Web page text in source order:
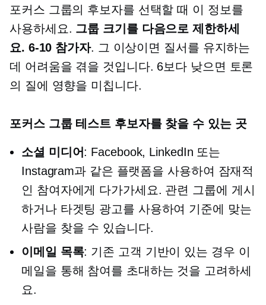
포커스 그룹의 후보자를 선택할 때 이 정보를
사용하세요. 그룹 크기를 다음으로 제한하세
요. 6-10 참가자. 그 이상이면 질서를 유지하는
데 어려움을 겪을 것입니다. 6보다 낮으면 토론
의 질에 영향을 미칩니다.
포커스 그룹 테스트 후보자를 찾을 수 있는 곳
소셜 미디어: Facebook, LinkedIn 또는
Instagram과 같은 플랫폼을 사용하여 잠재적
인 참여자에게 다가가세요. 관련 그룹에 게시
하거나 타겟팅 광고를 사용하여 기준에 맞는
사람을 찾을 수 있습니다.
이메일 목록: 기존 고객 기반이 있는 경우 이
메일을 통해 참여를 초대하는 것을 고려하세
요.